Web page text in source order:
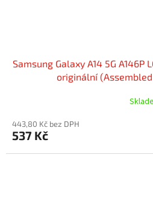
Samsung Galaxy A14 5G A146P
originální
443,80 Kč bez DPH
537 Kč